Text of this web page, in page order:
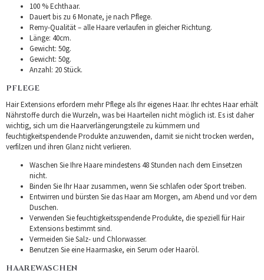
100 % Echthaar.
Dauert bis zu 6 Monate, je nach Pflege.
Remy-Qualität – alle Haare verlaufen in gleicher Richtung.
Länge: 40cm.
Gewicht: 50g.
Gewicht: 50g.
Anzahl: 20 Stück.
PFLEGE
Hair Extensions erfordern mehr Pflege als Ihr eigenes Haar. Ihr echtes Haar erhält
Nährstoffe durch die Wurzeln, was bei Haarteilen nicht möglich ist. Es ist daher
wichtig, sich um die Haarverlängerungsteile zu kümmern und
feuchtigkeitspendende Produkte anzuwenden, damit sie nicht trocken werden,
verfilzen und ihren Glanz nicht verlieren.
Waschen Sie Ihre Haare mindestens 48 Stunden nach dem Einsetzen
nicht.
Binden Sie Ihr Haar zusammen, wenn Sie schlafen oder Sport treiben.
Entwirren und bürsten Sie das Haar am Morgen, am Abend und vor dem
Duschen.
Verwenden Sie feuchtigkeitsspendende Produkte, die speziell für Hair
Extensions bestimmt sind.
Vermeiden Sie Salz- und Chlorwasser.
Benutzen Sie eine Haarmaske, ein Serum oder Haaröl.
HAAREWASCHEN